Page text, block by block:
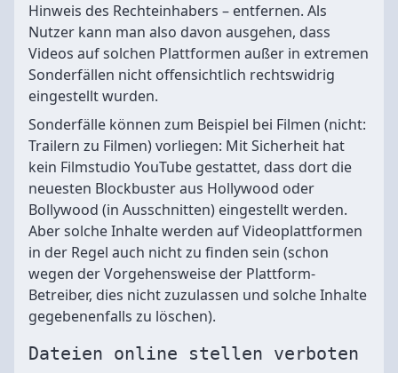
Hinweis des Rechteinhabers – entfernen. Als
Nutzer kann man also davon ausgehen, dass
Videos auf solchen Plattformen außer in extremen
Sonderfällen nicht offensichtlich rechtswidrig
eingestellt wurden.
Sonderfälle können zum Beispiel bei Filmen (nicht:
Trailern zu Filmen) vorliegen: Mit Sicherheit hat
kein Filmstudio YouTube gestattet, dass dort die
neuesten Blockbuster aus Hollywood oder
Bollywood (in Ausschnitten) eingestellt werden.
Aber solche Inhalte werden auf Videoplattformen
in der Regel auch nicht zu finden sein (schon
wegen der Vorgehensweise der Plattform-
Betreiber, dies nicht zuzulassen und solche Inhalte
gegebenenfalls zu löschen).
Dateien online stellen verboten